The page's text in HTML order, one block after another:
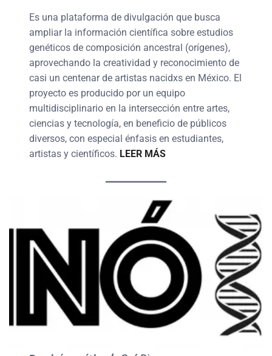
Es una plataforma de divulgación que busca
ampliar la información científica sobre estudios
genéticos de composición ancestral (orígenes),
aprovechando la creatividad y reconocimiento de
casi un centenar de artistas nacidxs en México. El
proyecto es producido por un equipo
multidisciplinario en la intersección entre artes,
ciencias y tecnología, en beneficio de públicos
diversos, con especial énfasis en estudiantes,
artistas y científicos. LEER MÁS